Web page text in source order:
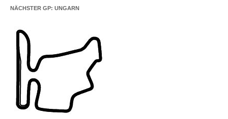
NÄCHSTER GP: UNGARN